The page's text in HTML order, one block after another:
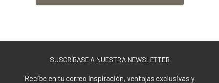
SUSCRÍBASE A NUESTRA NEWSLETTER
Recibe en tu correo Inspiración, ventajas exclusivas y